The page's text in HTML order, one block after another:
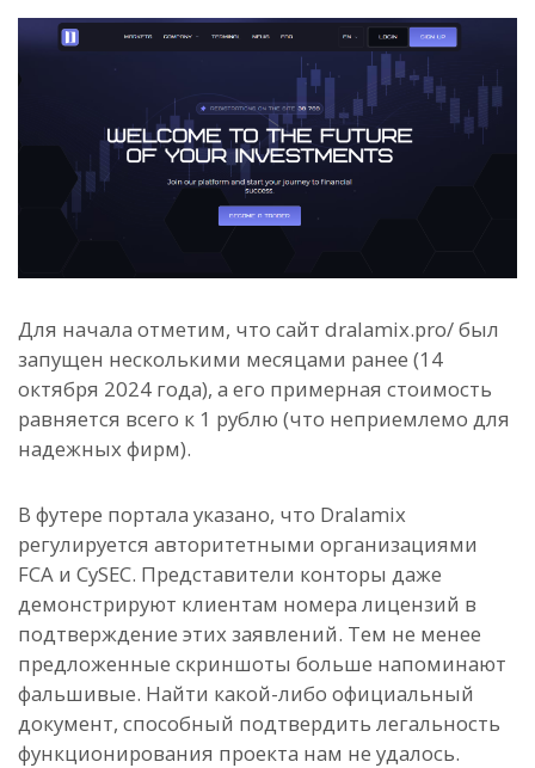
Для начала отметим, что сайт dralamix.pro/ был
запущен несколькими месяцами ранее (14
октября 2024 года), а его примерная стоимость
равняется всего к 1 рублю (что неприемлемо для
надежных фирм).
В футере портала указано, что Dralamix
регулируется авторитетными организациями
FCA и CySEC. Представители конторы даже
демонстрируют клиентам номера лицензий в
подтверждение этих заявлений. Тем не менее
предложенные скриншоты больше напоминают
фальшивые. Найти какой-либо официальный
документ, способный подтвердить легальность
функционирования проекта нам не удалось.